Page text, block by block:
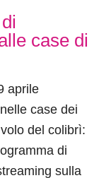
case di
aprile
case dei
del colibrì:
di
sulla